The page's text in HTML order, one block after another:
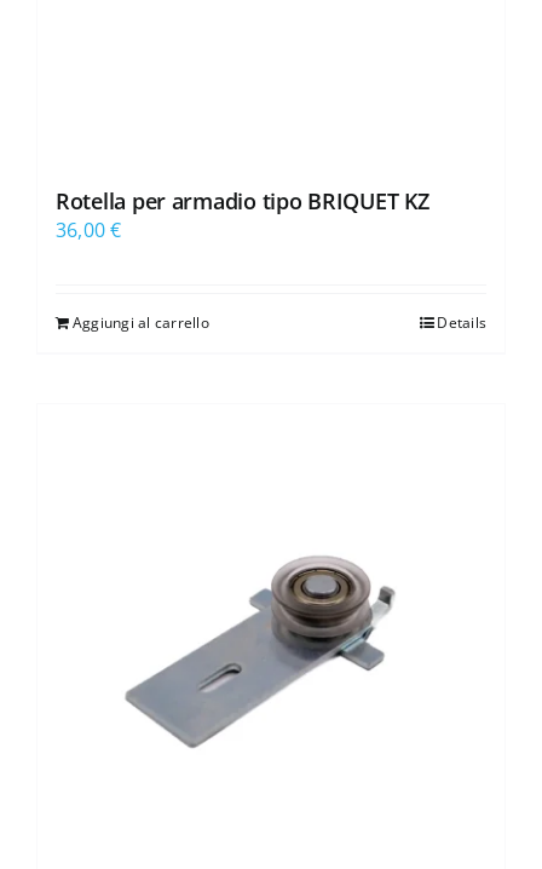
Rotella per armadio tipo BRIQUET KZ
36,00€
Aggiungi al carrello Details